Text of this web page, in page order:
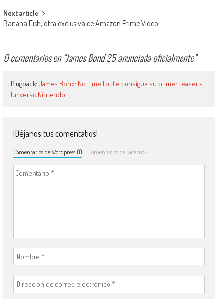
Next article
Banana Fish, otra exclusiva de Amazon Prime Video
0 comentarios en “James Bond 25 anunciada oficialmente”
Pingback: James Bond: No Time to Die consigue su primer teaser -
Universo Nintendo
¡Déjanos tus comentatios!
Comentarios de Wordpress (1) Comentarios de Facebook